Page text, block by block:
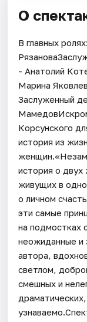
О
В главных
- Анатолий
Марина
Заслуженный
Корсунского
история из
история о
живущих в
о личном
эти самые
на подмостках
неожиданные и
автора,
светлом,
смешных и